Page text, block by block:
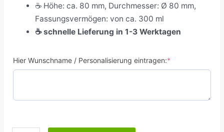
☕ Höhe: ca. 80 mm, Durchmesser: Ø 80 mm,
Fassungsvermögen: von ca. 300 ml
☕schnelle Lieferung in 1-3 Werktagen
Hier Wunschname / Personalisierung eintragen:*